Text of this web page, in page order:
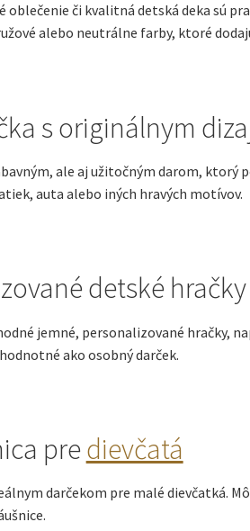
oblečenie či kvalitná detská deka sú
alebo neutrálne farby, ktoré
s originálnym
ale aj užitočným darom, ktorý
auta alebo iných hravých motívov.
detské hračky
jemné, personalizované hračky,
ako osobný darček.
predievčatá
darčekom pre malé dievčatká.